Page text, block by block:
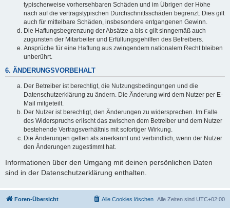
typischerweise vorhersehbaren Schäden und im Übrigen der Höhe
nach auf die vertragstypischen Durchschnittsschäden begrenzt. Dies gilt
auch für mittelbare Schäden, insbesondere entgangenen Gewinn.
Die Haftungsbegrenzung der Absätze a bis c gilt sinngemäß auch
zugunsten der Mitarbeiter und Erfüllungsgehilfen des Betreibers.
Ansprüche für eine Haftung aus zwingendem nationalem Recht bleiben
unberührt.
6. ÄNDERUNGSVORBEHALT
Der Betreiber ist berechtigt, die Nutzungsbedingungen und die
Datenschutzerklärung zu ändern. Die Änderung wird dem Nutzer per E-
Mail mitgeteilt.
Der Nutzer ist berechtigt, den Änderungen zu widersprechen. Im Falle
des Widerspruchs erlischt das zwischen dem Betreiber und dem Nutzer
bestehende Vertragsverhältnis mit sofortiger Wirkung.
Die Änderungen gelten als anerkannt und verbindlich, wenn der Nutzer
den Änderungen zugestimmt hat.
Informationen über den Umgang mit deinen persönlichen Daten
sind in der Datenschutzerklärung enthalten.
Foren-Übersicht Alle Zeiten sind UTC+02:00
Alle Cookies löschen